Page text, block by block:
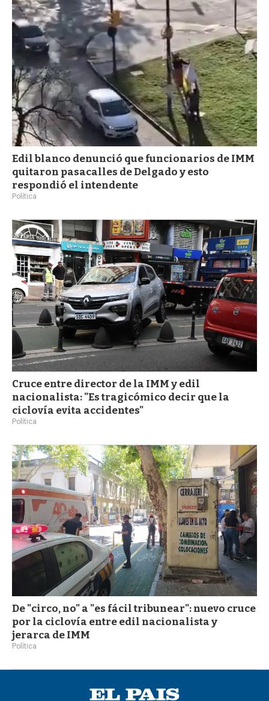
Edil blanco denunció que funcionarios de IMM
quitaron pasacalles de Delgado y esto
respondió el intendente
Política
Cruce entre director de la IMM y edil
nacionalista: "Es tragicómico decir que la
ciclovía evita accidentes"
Política
De "circo, no" a "es fácil tribunear": nuevo cruce
por la ciclovía entre edil nacionalista y
jerarca de IMM
Política